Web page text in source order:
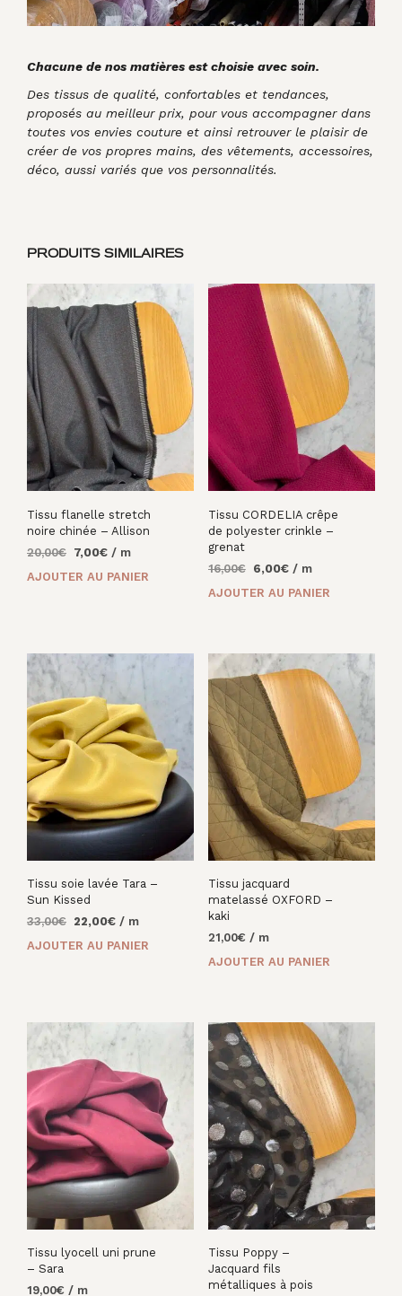
Chacune de nos matières est choisie avec soin.
Des tissus de qualité, confortables et tendances,
proposés au meilleur prix, pour vous accompagner dans
toutes vos envies couture et ainsi retrouver le plaisir de
créer de vos propres mains, des vêtements, accessoires,
déco, aussi variés que vos personnalités.
PRODUITS SIMILAIRES
Tissu flanelle stretch
noire chinée – Allison
20,00€ Le
7,00€Le/ m
AJOUTER AU PANIER
Tissu CORDELIA crêpe
de polyester crinkle –
grenat
16,00€
Le
6,00€Le/ m
AJOUTER AU PANIER
Tissu soie lavée Tara –
Sun Kissed
33,00€ Le
22,00€Le/ m
AJOUTER AU PANIER
Tissu jacquard
matelassé OXFORD –
kaki
21,00€ / m
AJOUTER AU PANIER
Tissu lyocell uni prune
– Sara
19,00€ / m
Tissu Poppy –
Jacquard fils
métalliques à pois